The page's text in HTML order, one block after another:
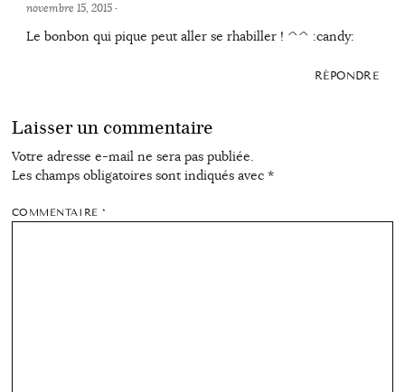
novembre 15, 2015·
Le bonbon qui pique peut aller se rhabiller ! ^^ :candy:
RÉPONDRE
Laisser un commentaire
Votre adresse e-mail ne sera pas publiée.
Les champs obligatoires sont indiqués avec *
COMMENTAIRE*